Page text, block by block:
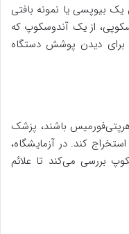
بیوپسی یا نمونه بافتی
از یک آندوسکوپ که
دیدن پوشش دستگاه
باشند، پزشک
کند. در آزمایشگاه،
بررسی می‌کند تا علائم